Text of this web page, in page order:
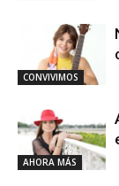
CONVIVIMOS
AHORA MÁS